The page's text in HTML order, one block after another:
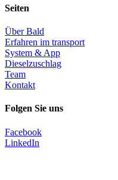
Seiten
Über Bald
Erfahren im transport
System & App
Dieselzuschlag
Team
Kontakt
Folgen Sie uns
Facebook
LinkedIn